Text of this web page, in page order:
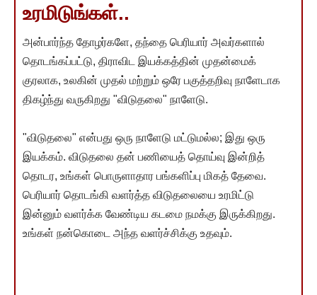
உரமிடுங்கள்..
அன்பார்ந்த தோழர்களே, தந்தை பெரியார் அவர்களால்
தொடங்கப்பட்டு, திராவிட இயக்கத்தின் முதன்மைக்
குரலாக, உலகின் முதல் மற்றும் ஒரே பகுத்தறிவு நாளேடாக
திகழ்ந்து வருகிறது "விடுதலை" நாளேடு.
"விடுதலை" என்பது ஒரு நாளேடு மட்டுமல்ல; இது ஒரு
இயக்கம். விடுதலை தன் பணியைத் தொய்வு இன்றித்
தொடர, உங்கள் பொருளாதார பங்களிப்பு மிகத் தேவை.
பெரியார் தொடங்கி வளர்த்த விடுதலையை உரமிட்டு
இன்னும் வளர்க்க வேண்டிய கடமை நமக்கு இருக்கிறது.
உங்கள் நன்கொடை அந்த வளர்ச்சிக்கு உதவும்.